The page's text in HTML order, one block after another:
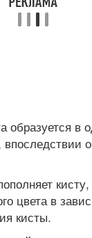
образуется в
впоследствии
цвета в
кисты.